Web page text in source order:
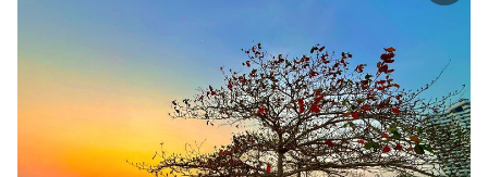
📌 จ่ายล่วงหน้า 3 เดือน (รวมประกันห้อง 2 เดือน)
📌 นัดชมห้อง กรุณาติดต่อก่อนล่วงหน้า 1 วัน
📞 สนใจติดต่อ: คุณอมรพรรณกดเพื่อดูเบอร์โทร
xxxxxx484